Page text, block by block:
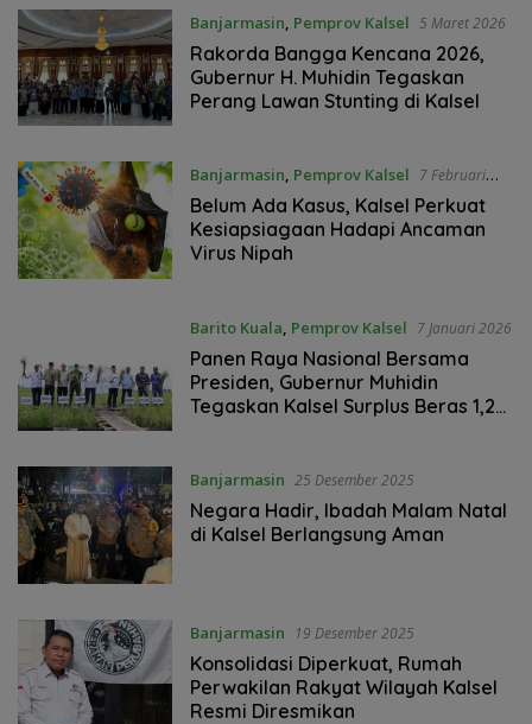
Banjarmasin, Pemprov Kalsel 5 Maret 2026
Rakorda Bangga Kencana 2026,
Gubernur H. Muhidin Tegaskan
Perang Lawan Stunting di Kalsel
Banjarmasin, Pemprov Kalsel 7 Februari
2026
Belum Ada Kasus, Kalsel Perkuat
Kesiapsiagaan Hadapi Ancaman
Virus Nipah
Barito Kuala, Pemprov Kalsel 7 Januari 2026
Panen Raya Nasional Bersama
Presiden, Gubernur Muhidin
Tegaskan Kalsel Surplus Beras 1,2
Banjarmasin 25 Desember 2025
Negara Hadir, Ibadah Malam Natal
di Kalsel Berlangsung Aman
Banjarmasin 19 Desember 2025
Konsolidasi Diperkuat, Rumah
Perwakilan Rakyat Wilayah Kalsel
Resmi Diresmikan